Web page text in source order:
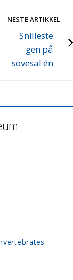
NESTE ARTIKKEL
Snilleste
gen på
sovesal én